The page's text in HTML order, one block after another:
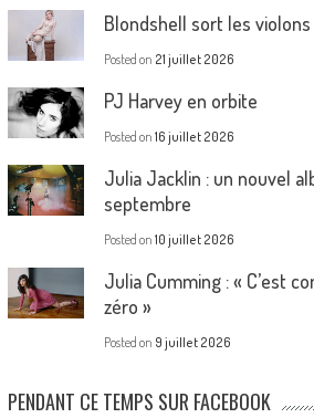
Blondshell sort les
Posted on 21 juillet 2026
PJ Harvey en orbite
Posted on 16 juillet 2026
Julia Jacklin : un nouvel
septembre
Posted on 10 juillet 2026
Julia Cumming : « C’est
zéro »
Posted on 9 juillet 2026
PENDANT CE TEMPS SUR FACEBOOK